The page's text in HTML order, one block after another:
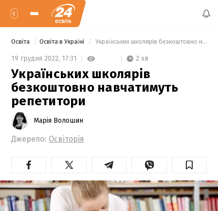
Освіта Освіта в Україні Українських школярів безкоштовно навчатимуть репетитори
19 грудня 2022, 17:31 2 хв
Українських школярів
безкоштовно навчатимуть
репетитори
Марія Волошин
Джерело: Освіторія